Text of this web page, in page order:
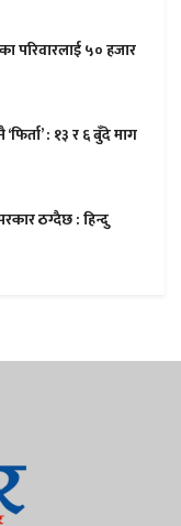
परिवारलाई ५० हजार
: १३ र ६ बुँदे माग
ठग्दैछ : हिन्दु